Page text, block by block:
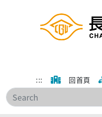
::: 回首頁